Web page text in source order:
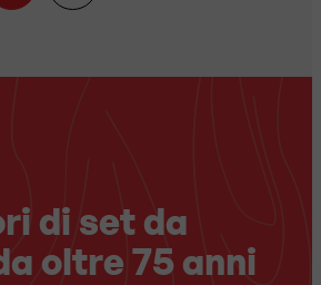
di set da
oltre 75 anni